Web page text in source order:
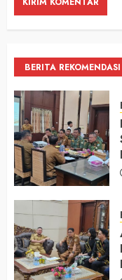
BERITA REKOMENDASI